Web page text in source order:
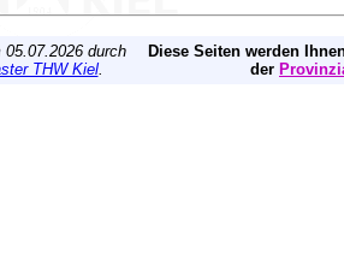
durch
THW Kiel.
Diese Seiten werden
der